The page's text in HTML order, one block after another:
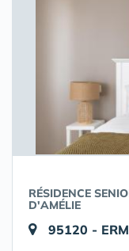
RÉSIDENCE
D'AMÉLIE
95120 -